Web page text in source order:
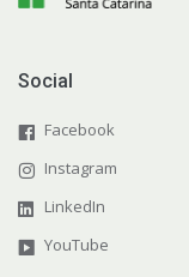
Social
Facebook
Instagram
LinkedIn
YouTube